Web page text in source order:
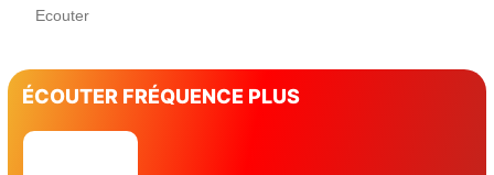
Ecouter
ÉCOUTER FRÉQUENCE PLUS